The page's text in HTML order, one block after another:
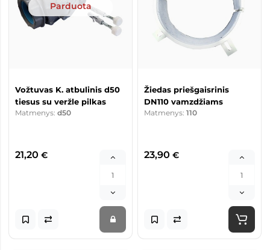
Parduota
Vožtuvas K. atbulinis d50
tiesus su veržle pilkas
Matmenys: d50
21,20 €
Žiedas priešgaisrinis
DN110 vamzdžiams
Matmenys: 110
23,90 €